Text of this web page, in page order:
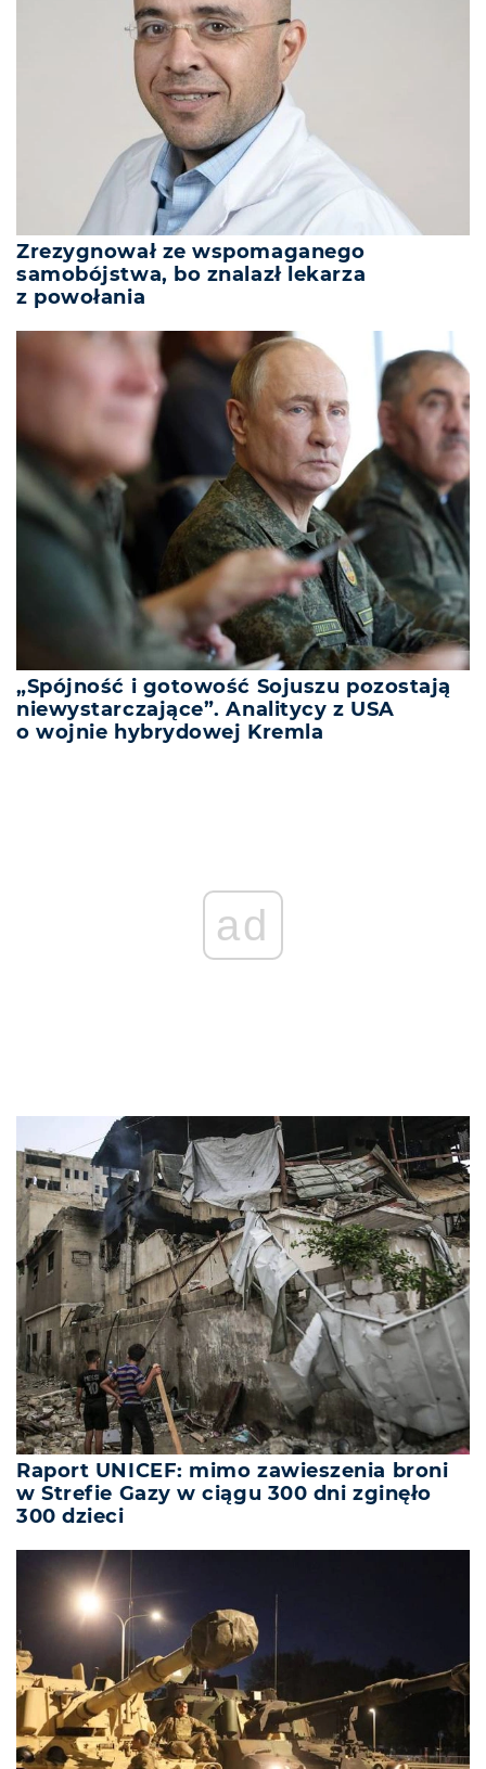
Zrezygnował ze wspomaganego
samobójstwa, bo znalazł lekarza
z powołania
„Spójność i gotowość Sojuszu pozostają
niewystarczające”. Analitycy z USA
o wojnie hybrydowej Kremla
ad
Raport UNICEF: mimo zawieszenia broni
w Strefie Gazy w ciągu 300 dni zginęło
300 dzieci